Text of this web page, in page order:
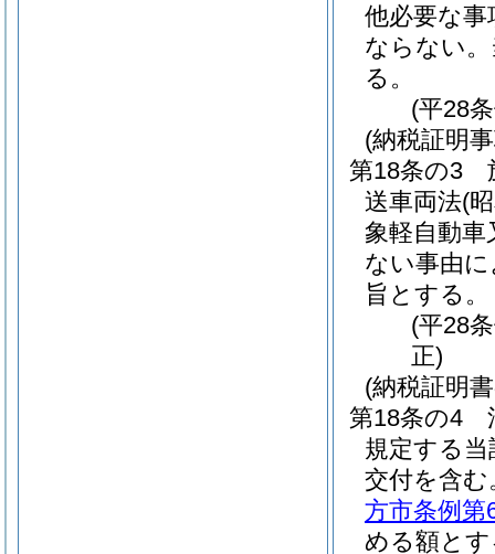
他必要な
ならない。
る。
(平28
(納税証明
第18条の3
送車両法(
象軽自動
ない事由
旨とする。
(平28
正)
(納税証明
第18条の4
規定する
交付を含む
方市条例第
める額と